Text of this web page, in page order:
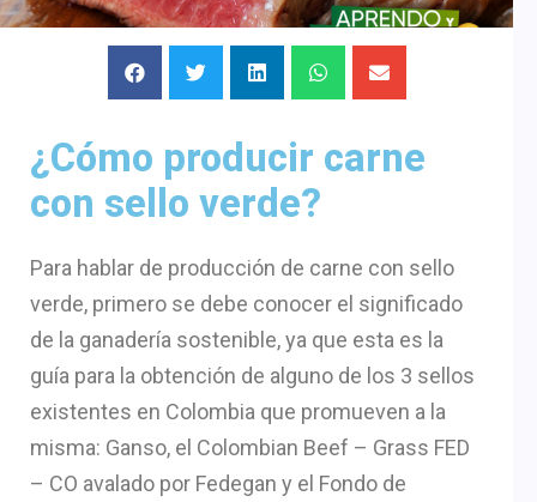
¿Cómo producir carne
con sello verde?
Para hablar de producción de carne con sello
verde, primero se debe conocer el significado
de la ganadería sostenible, ya que esta es la
guía para la obtención de alguno de los 3 sellos
existentes en Colombia que promueven a la
misma: Ganso, el Colombian Beef – Grass FED
– CO avalado por Fedegan y el Fondo de